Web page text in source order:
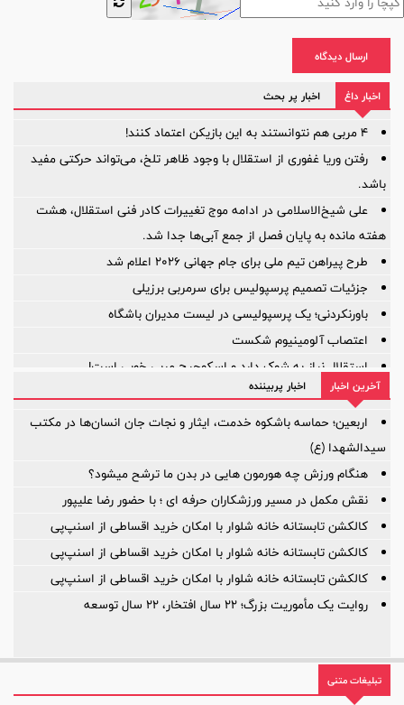
ارسال دیدگاه
اخبار داغ اخبار پر بحث
۴ مربی هم نتوانستند به این بازیکن اعتماد کنند!
رفتن وریا غفوری از استقلال با وجود ظاهر تلخ، می‌تواند حرکتی مفید
باشد.
علی شیخ‌الاسلامی در ادامه موج تغییرات کادر فنی استقلال، هشت
هفته مانده به پایان فصل از جمع آبی‌ها جدا شد.
طرح پیراهن تیم ملی برای جام جهانی ۲۰۲۶ اعلام شد
جزئیات تصمیم پرسپولیس برای سرمربی برزیلی
باورنکردنی؛ یک پرسپولیسی در لیست مدیران باشگاه
اعتصاب آلومینیوم شکست
استقلال نیاز به شوک دارد و اسکوچیچ مربی خوبی است!
آیا ستون خط میانی ترک برداشته است؟
بازی‌ها یکی پس از دیگری لغو شد؛
آخرین اخبار اخبار پربیننده
اربعین؛ حماسه باشکوه خدمت، ایثار و نجات جان انسان‌ها در مکتب
سیدالشهدا (ع)
هنگام ورزش چه هورمون هایی در بدن ما ترشح میشود؟
نقش مکمل در مسیر ورزشکاران حرفه ای ؛ با حضور رضا علیپور
کالکشن تابستانه خانه شلوار با امکان خرید اقساطی از اسنپ‌پی
کالکشن تابستانه خانه شلوار با امکان خرید اقساطی از اسنپ‌پی
کالکشن تابستانه خانه شلوار با امکان خرید اقساطی از اسنپ‌پی
روایت یک مأموریت بزرگ؛ ۲۲ سال افتخار، ۲۲ سال توسعه
تبلیغات متنی